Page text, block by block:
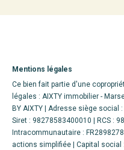
Mentions légales
Ce bien fait partie d'une
légales : AIXTY immobilier -
BY AIXTY | Adresse siège social
Siret : 98278583400010 | RCS :
Intracommunautaire :
actions simplifiée | Capital social